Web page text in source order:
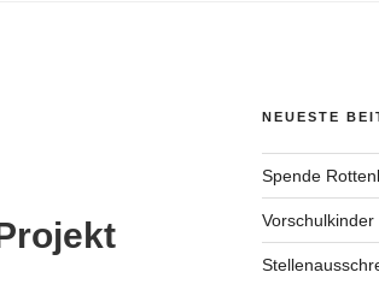
NEUESTE
Spende